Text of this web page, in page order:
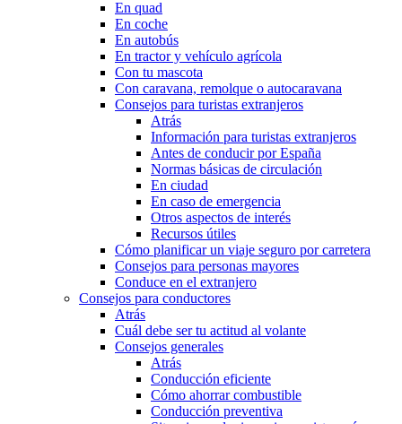
En quad
En coche
En autobús
En tractor y vehículo agrícola
Con tu mascota
Con caravana, remolque o autocaravana
Consejos para turistas extranjeros
Atrás
Información para turistas extranjeros
Antes de conducir por España
Normas básicas de circulación
En ciudad
En caso de emergencia
Otros aspectos de interés
Recursos útiles
Cómo planificar un viaje seguro por carretera
Consejos para personas mayores
Conduce en el extranjero
Consejos para conductores
Atrás
Cuál debe ser tu actitud al volante
Consejos generales
Atrás
Conducción eficiente
Cómo ahorrar combustible
Conducción preventiva